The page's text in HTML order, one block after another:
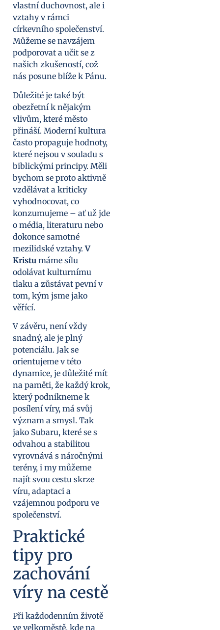
vlastní duchovnost, ale i
vztahy v rámci
církevního společenství.
Můžeme se navzájem
podporovat a učit se z
našich zkušeností, což
nás posune blíže k Pánu.
Důležité je také být
obezřetní k nějakým
vlivům, které město
přináší. Moderní kultura
často propaguje hodnoty,
které nejsou v souladu s
biblickými principy. Měli
bychom se proto aktivně
vzdělávat a kriticky
vyhodnocovat, co
konzumujeme – ať už jde
o média, literaturu nebo
dokonce samotné
mezilidské vztahy.V
Kristu máme sílu
odolávat kulturnímu
tlaku a zůstávat pevní v
tom, kým jsme jako
věřící.
V závěru, není vždy
snadný, ale je plný
potenciálu. Jak se
orientujeme v této
dynamice, je důležité mít
na paměti, že každý krok,
který podnikneme k
posílení víry, má svůj
význam a smysl. Tak
jako Subaru, které se s
odvahou a stabilitou
vyrovnává s náročnými
terény, i my můžeme
najít svou cestu skrze
víru, adaptaci a
vzájemnou podporu ve
společenství.
Praktické
tipy pro
zachování
víry na cestě
Při každodenním životě
ve velkoměstě, kde na